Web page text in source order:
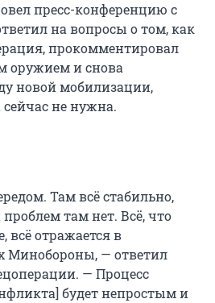
пресс-конференцию с
на вопросы о том, как
прокомментировал
оружием и снова
новой мобилизации,
не нужна.
Там всё стабильно,
там нет. Всё, что
всё отражается в
Минобороны, — ответил
— Процесс
будет непростым и